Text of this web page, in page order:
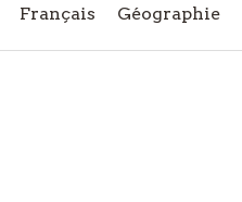
Français Géographie